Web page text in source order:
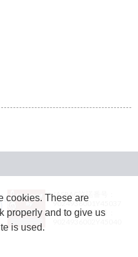
JASRAC許諾番号：
9024936001Y45037
JASRAC許諾番号：
cookies. These are
properly and to give us
is used.